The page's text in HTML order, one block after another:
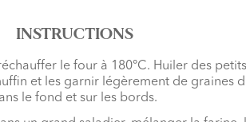
INSTRUCTIONS
le four à 180°C. Huiler des
et les garnir légèrement de graines
le fond et sur les bords.